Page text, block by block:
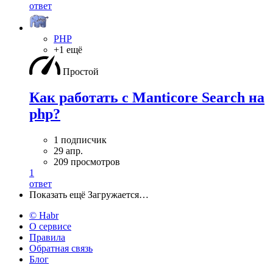
ответ
PHP
+1 ещё
Простой
Как работать с Manticore Search на
php?
1 подписчик
29 апр.
209 просмотров
1
ответ
Показать ещё Загружается…
© Habr
О сервисе
Правила
Обратная связь
Блог